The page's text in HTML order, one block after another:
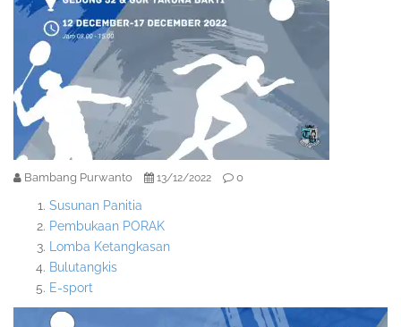
Bambang Purwanto 13/12/2022 0
Susunan Panitia
Pembukaan PORAK
Lomba Ketangkasan
Bulutangkis
E-sport